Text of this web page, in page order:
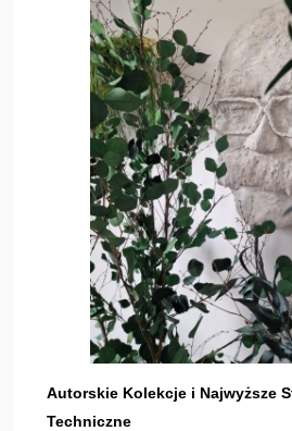
Autorskie Kolekcje i Najwyższe
Techniczne